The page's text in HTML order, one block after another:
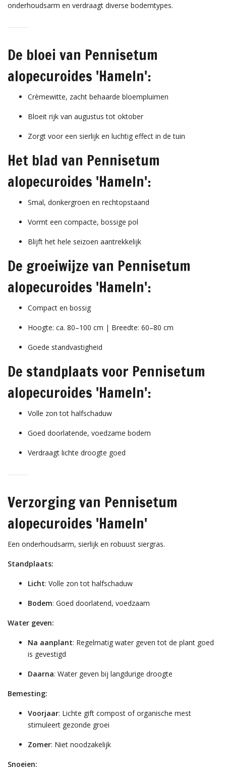
onderhoudsarm en verdraagt diverse bodemtypes.
De bloei van Pennisetum
alopecuroides 'Hameln':
Crèmewitte, zacht behaarde bloempluimen
Bloeit rijk van augustus tot oktober
Zorgt voor een sierlijk en luchtig effect in de tuin
Het blad van Pennisetum
alopecuroides 'Hameln':
Smal, donkergroen en rechtopstaand
Vormt een compacte, bossige pol
Blijft het hele seizoen aantrekkelijk
De groeiwijze van Pennisetum
alopecuroides 'Hameln':
Compact en bossig
Hoogte: ca. 80–100 cm | Breedte: 60–80 cm
Goede standvastigheid
De standplaats voor Pennisetum
alopecuroides 'Hameln':
Volle zon tot halfschaduw
Goed doorlatende, voedzame bodem
Verdraagt lichte droogte goed
Verzorging van Pennisetum
alopecuroides 'Hameln'
Een onderhoudsarm, sierlijk en robuust siergras.
Standplaats:
Licht: Volle zon tot halfschaduw
Bodem: Goed doorlatend, voedzaam
Water geven:
Na aanplant: Regelmatig water geven tot de plant goed
is gevestigd
Daarna: Water geven bij langdurige droogte
Bemesting:
Voorjaar: Lichte gift compost of organische mest
stimuleert gezonde groei
Zomer: Niet noodzakelijk
Snoeien: